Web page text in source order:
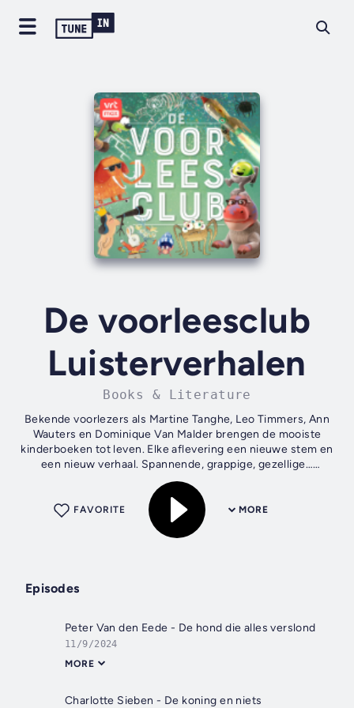
De voorleesclub
Luisterverhalen
Books & Literature
Bekende voorlezers als Martine Tanghe, Leo Timmers, Ann
Wauters en Dominique Van Malder brengen de mooiste
kinderboeken tot leven. Elke aflevering een nieuwe stem en
een nieuw verhaal. Spannende, grappige, gezellige…
tussendoortjes voor kleine oortjes!
MORE
FAVORITE
Episodes
Peter Van den Eede - De hond die alles verslond
11/9/2024
MORE
Charlotte Sieben - De koning en niets